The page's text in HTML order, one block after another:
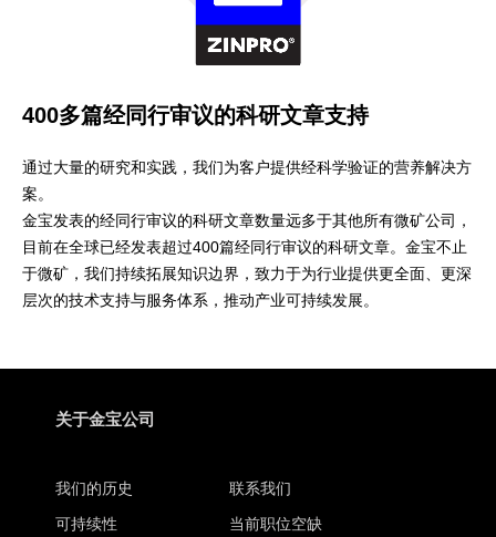
400多篇经同行审议的科研文章支持
通过大量的研究和实践，我们为客户提供经科学验证的营养解决方
案。
金宝发表的经同行审议的科研文章数量远多于其他所有微矿公司，
目前在全球已经发表超过400篇经同行审议的科研文章。金宝不止
于微矿，我们持续拓展知识边界，致力于为行业提供更全面、更深
层次的技术支持与服务体系，推动产业可持续发展。
关于金宝公司
我们的历史
联系我们
可持续性
当前职位空缺